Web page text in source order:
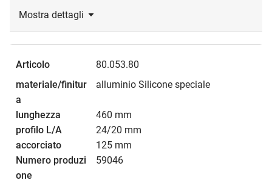
Mostra dettagli
80.053.80
alluminio Silicone speciale
460 mm
24/20 mm
125 mm
59046